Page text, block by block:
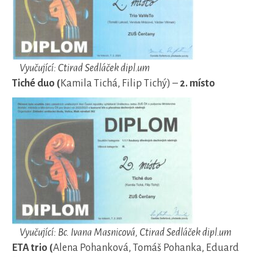
Vyučující: Ctirad Sedláček dipl.um
Tiché duo ( Kamila Tichá, Filip Tichý) – 2. místo
Vyučující: Bc. Ivana Masnicová, Ctirad Sedláček dipl.um
ETA trio (Alena Pohanková, Tomáš Pohanka, Eduard